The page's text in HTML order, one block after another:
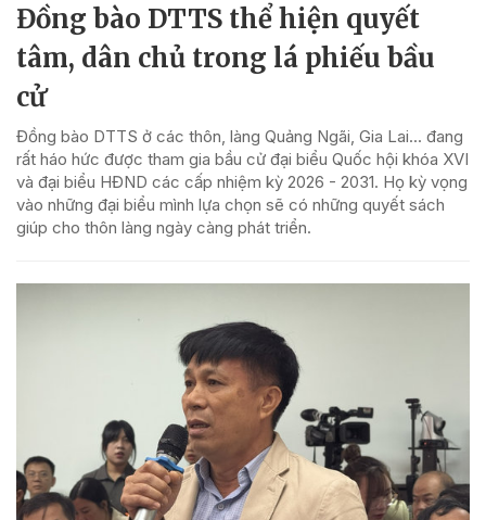
Đồng bào DTTS thể hiện quyết
tâm, dân chủ trong lá phiếu bầu
cử
Đồng bào DTTS ở các thôn, làng Quảng Ngãi, Gia Lai... đang
rất háo hức được tham gia bầu cử đại biểu Quốc hội khóa XVI
và đại biểu HĐND các cấp nhiệm kỳ 2026 - 2031. Họ kỳ vọng
vào những đại biểu mình lựa chọn sẽ có những quyết sách
giúp cho thôn làng ngày càng phát triển.